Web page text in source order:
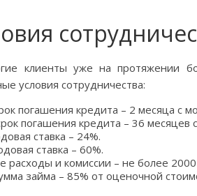
клиенты уже на протяжении
условия сотрудничества:
погашения кредита – 2 месяца с
погашения кредита – 36 месяцев
ставка – 24%.
ставка – 60%.
расходы и комиссии – не более 2000
займа – 85% от оценочной